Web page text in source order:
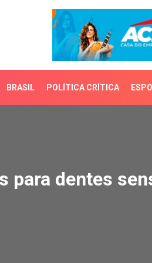
BRASIL POLÍTICA CRÍTICA
para dentes